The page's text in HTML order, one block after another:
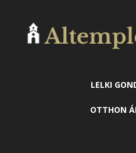
LELKI
OTTHON